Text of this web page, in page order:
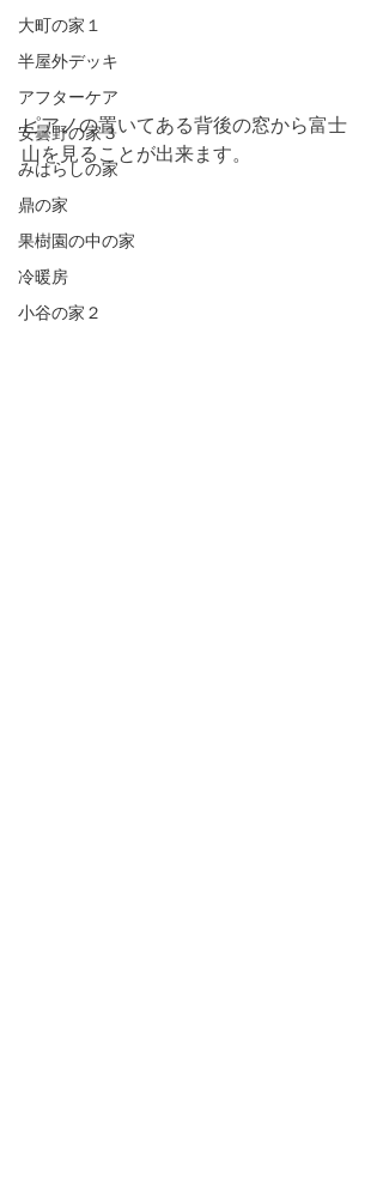
大町の家１
半屋外デッキ
アフターケア
安曇野の家３
みはらしの家
鼎の家
果樹園の中の家
冷暖房
小谷の家２
ピアノの置いてある背後の窓から富士
山を見ることが出来ます。